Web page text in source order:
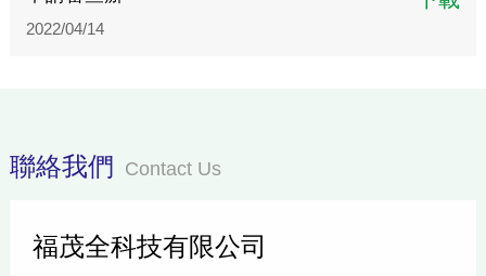
2022/04/14
聯絡我們 Contact Us
福茂全科技有限公司